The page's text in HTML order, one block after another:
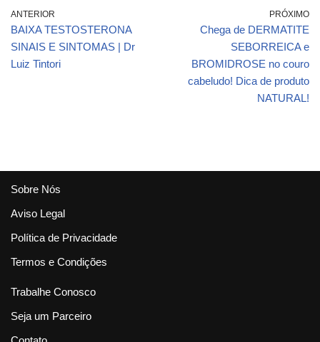
blogueira
ANTERIOR
BAIXA TESTOSTERONA
SINAIS E SINTOMAS | Dr
Luiz Tintori
PRÓXIMO
Chega de DERMATITE
SEBORREICA e
BROMIDROSE no couro
cabeludo! Dica de produto
NATURAL!
Sobre Nós
Aviso Legal
Política de Privacidade
Termos e Condições
Trabalhe Conosco
Seja um Parceiro